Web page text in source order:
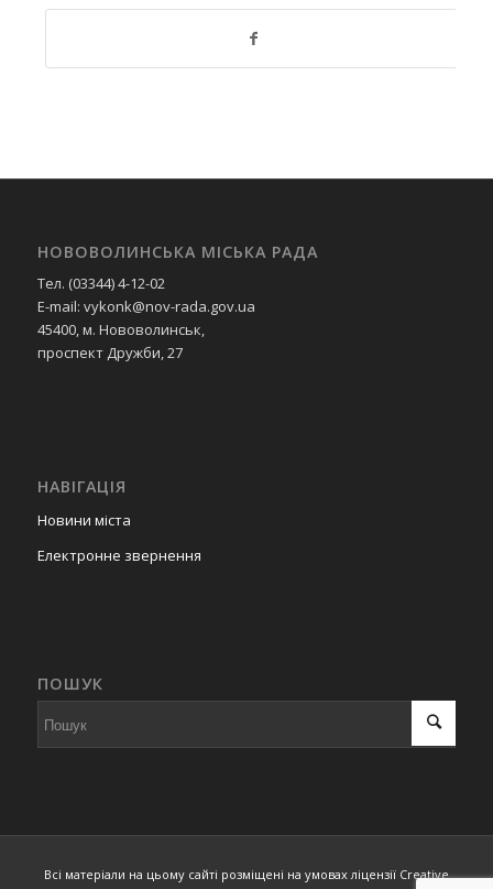
НОВОВОЛИНСЬКА МІСЬКА РАДА
Тел. (03344) 4-12-02
E-mail: vykonk@nov-rada.gov.ua
45400, м. Нововолинськ,
проспект Дружби, 27
НАВІГАЦІЯ
Новини міста
Електронне звернення
ПОШУК
Всі матеріали на цьому сайті розміщені на умовах ліцензії Creative